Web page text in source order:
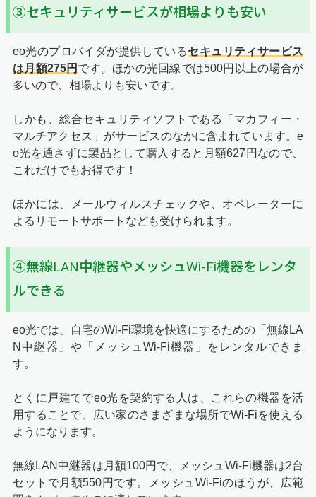
③セキュリティサービスが相場よりも安い
eo光のプロバイダが提供しているセキュリティサービス
は月額275円 です。ほかの光回線では500円以上の場合が
多いので、相場よりも安いです。
しかも、総合セキュリティソフトである「マカフィー・
マルチアクセス」がサービスのなかに含まれています。e
o光を通さずに製品として購入すると月額627円なので、
これだけでもお得です！
ほかには、メールウィルスチェックや、オペレーターに
よるリモートサポートなども受けられます。
④無線LAN中継器やメッシュWi-Fi機器をレンタ
ルできる
eo光では、自宅のWi-Fi環境を快適にするための「無線LA
N中継器」や「メッシュWi-Fi機器」をレンタルできま
す。
とくに戸建てでeo光を契約する人は、これらの機器を活
用することで、広い家のさまざまな場所でWi-Fiを使える
ようになります。
無線LAN中継器は月額100円で、メッシュWi-Fi機器は2台
セットで月額550円です。メッシュWi-Fiのほうが、広範